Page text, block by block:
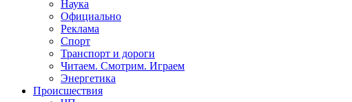
Наука
Официально
Реклама
Спорт
Транспорт и дороги
Читаем. Смотрим. Играем
Энергетика
Происшествия